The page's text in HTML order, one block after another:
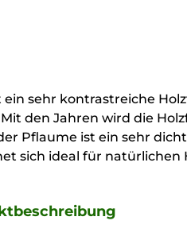
sehr kontrastreiche
den Jahren wird die
Pflaume ist ein sehr
sich ideal für